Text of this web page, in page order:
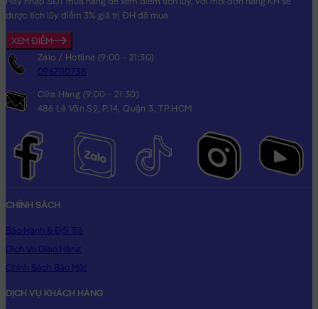
được tích lũy điểm 3% giá trị ĐH đã mua
XEM ĐIỂM
Zalo / Hotline (9:00 - 21:30)
0967110738
Cửa Hàng (9:00 - 21:30)
486 Lê Văn Sỹ, P.14, Quận 3, TP.HCM
CHÍNH SÁCH
Bảo Hành & Đổi Trả
Dịch Vụ Giao Hàng
Chính Sách Bảo Mật
DỊCH VỤ KHÁCH HÀNG